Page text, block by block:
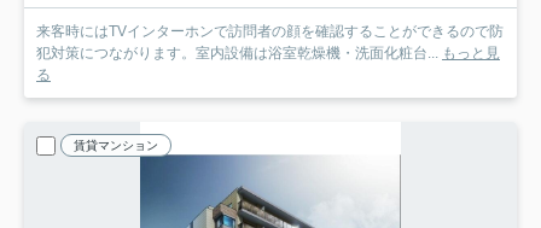
来客時にはTVインターホンで訪問者の顔を確認することができるので防
犯対策につながります。室内設備は浴室乾燥機・洗面化粧台... もっと見
る
賃貸マンション